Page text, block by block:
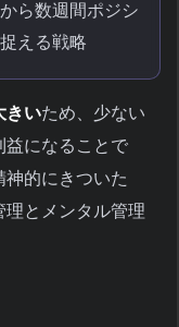
ら数週間ポジシ
える戦略
きいため、少ない
益になることで
的にきついた
とメンタル管理